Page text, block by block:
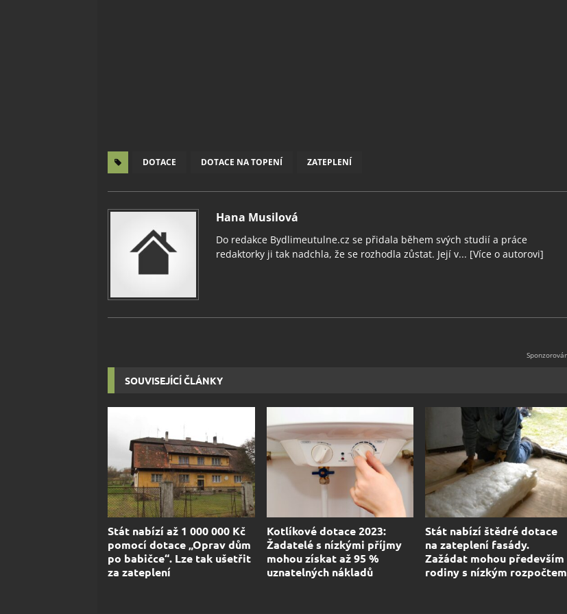
DOTACE DOTACE NA TOPENÍ ZATEPLENÍ
Hana Musilová
Do redakce Bydlimeutulne.cz se přidala během svých studií a práce
redaktorky ji tak nadchla, že se rozhodla zůstat. Její v... [Více o autorovi]
SOUVISEJÍCÍ ČLÁNKY
Stát nabízí až 1 000 000 Kč
pomocí dotace „Oprav dům
po babičce“. Lze tak ušetřit
za zateplení
Kotlíkové dotace 2023:
Žadatelé s nízkými příjmy
mohou získat až 95 %
uznatelných nákladů
Stát nabízí štědré dotace
na zateplení fasády.
Zažádat mohou především
rodiny s nízkým rozpočtem